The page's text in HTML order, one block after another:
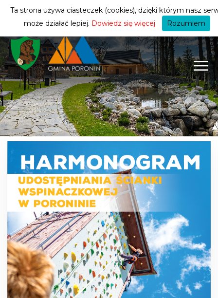
turysty
Ta strona używa ciasteczek (cookies), dzięki którym nasz
może działać lepiej. Dowiedz się więcej Rozumiem